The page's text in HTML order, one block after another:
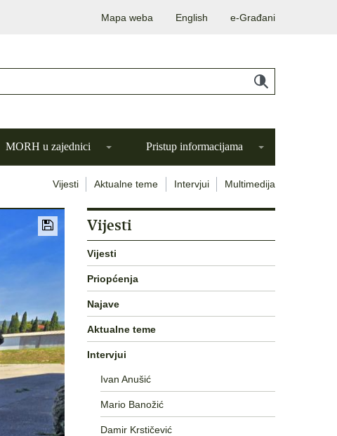
Mapa weba English e-Građani
MORH u zajednici Pristup informacijama
Vijesti Aktualne teme Intervjui Multimedija
Vijesti
Vijesti
Priopćenja
Najave
Aktualne teme
Intervjui
Ivan Anušić
Mario Banožić
Damir Krstičević